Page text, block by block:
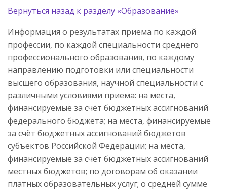
Вернуться назад к разделу «Образование»
Информация о результатах приема по каждой
профессии, по каждой специальности среднего
профессионального образования, по каждому
направлению подготовки или специальности
высшего образования, научной специальности с
различными условиями приема: на места,
финансируемые за счёт бюджетных ассигнований
федерального бюджета; на места, финансируемые
за счёт бюджетных ассигнований бюджетов
субъектов Российской Федерации; на места,
финансируемые за счёт бюджетных ассигнований
местных бюджетов; по договорам об оказании
платных образовательных услуг; о средней сумме